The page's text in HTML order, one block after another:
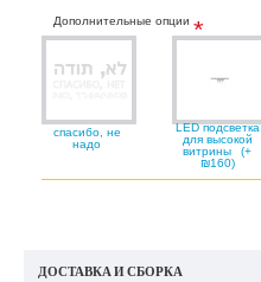
Дополнительные опции
спасибо, не
надо
LED подсветка
для высокой
витрины
(+
₪160)
ДОСТАВКА И СБОРКА